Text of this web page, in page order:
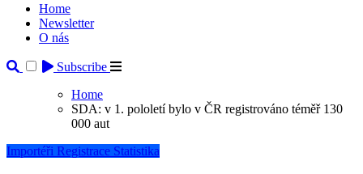
Home
Newsletter
O nás
Subscribe
Home
SDA: v 1. pololetí bylo v ČR registrováno téměř 130
000 aut
Importéři Registrace Statistika